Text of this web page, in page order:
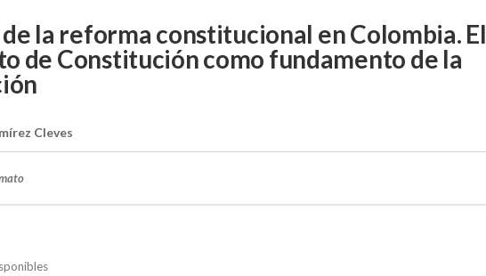
la reforma constitucional en Colombia. El
de Constitución como fundamento de la
Cleves